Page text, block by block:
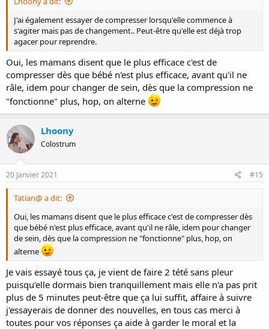
J'ai également essayer de compresser lorsqu'elle commence à
s'agiter mais pas de changement.. Peut-être qu'elle est déjà trop
agacer pour reprendre.
Oui, les mamans disent que le plus efficace c'est de
compresser dès que bébé n'est plus efficace, avant qu'il ne
râle, idem pour changer de sein, dès que la compression ne
"fonctionne" plus, hop, on alterne
Lhoony
Colostrum
20 Janvier 2021 #15
Tatian@ a dit:
Oui, les mamans disent que le plus efficace c'est de compresser dès
que bébé n'est plus efficace, avant qu'il ne râle, idem pour changer
de sein, dès que la compression ne "fonctionne" plus, hop, on
alterne
Je vais essayé tous ça, je vient de faire 2 tété sans pleur
puisqu'elle dormais bien tranquillement mais elle n'a pas prit
plus de 5 minutes peut-être que ça lui suffit, affaire à suivre
j'essayerais de donner des nouvelles, en tous cas merci à
toutes pour vos réponses ça aide à garder le moral et la